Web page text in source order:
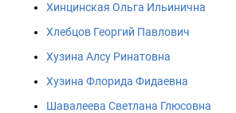
Хинцинская Ольга Ильинична
Хлебцов Георгий Павлович
Хузина Алсу Ринатовна
Хузина Флорида Фидаевна
Шавалеева Светлана Глюсовна